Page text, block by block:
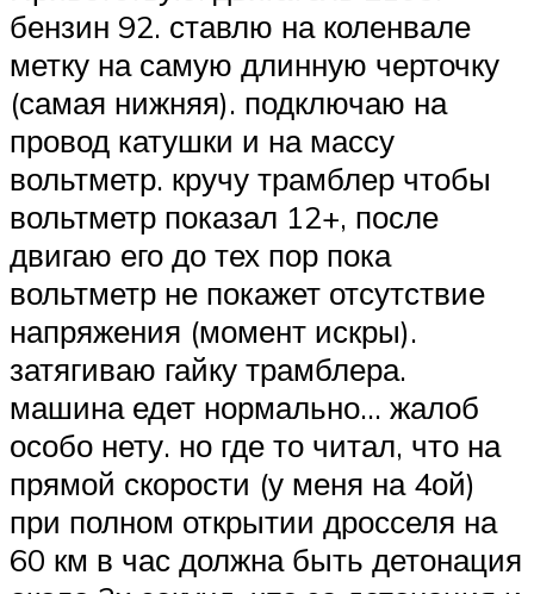
Меню
бензин 92. ставлю на коленвале
метку на самую длинную черточку
(самая нижняя). подключаю на
провод катушки и на массу
вольтметр. кручу трамблер чтобы
вольтметр показал 12+, после
двигаю его до тех пор пока
вольтметр не покажет отсутствие
напряжения (момент искры).
затягиваю гайку трамблера.
машина едет нормально… жалоб
особо нету. но где то читал, что на
прямой скорости (у меня на 4ой)
при полном открытии дросселя на
60 км в час должна быть детонация